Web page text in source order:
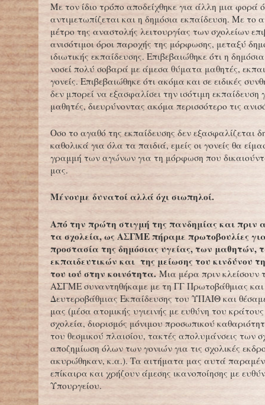
Με τον ίδιο τρόπο αποδείχθηκε για άλλη μια φορά
αντιμετωπίζεται και η δημόσια εκπαίδευση. Με το
μέτρο της αναστολής λειτουργίας των σχολείων
ανισότιμοι όροι παροχής της μόρφωσης, μεταξύ
ιδιωτικής εκπαίδευσης. Επιβεβαιώθηκε ότι η
νοσεί πολύ σοβαρά με άμεσα θύματα μαθητές,
γονείς. Επιβεβαιώθηκε ότι ακόμα και σε ειδικές
δεν μπορεί να εξασφαλίσει την ισότιμη εκπαίδευση
μαθητές, διευρύνοντας ακόμα περισσότερο τις
Οσο το αγαθό της εκπαίδευσης δεν εξασφαλίζεται
καθολικά για όλα τα παιδιά, εμείς οι γονείς θα
γραμμή των αγώνων για τη μόρφωση που
μας.
Μένουμε δυνατοί αλλά όχι σιωπηλοί.
Από την πρώτη στιγμή της πανδημίας και πριν
τα σχολεία, ως ΑΣΓΜΕ πήραμε πρωτοβουλίες
προστασία της δημόσιας υγείας, των μαθητών,
εκπαιδευτικών και της μείωσης του κινδύνου
του ιού στην κοινότητα. Μια μέρα πριν κλείσουν
ΑΣΓΜΕ συναντηθήκαμε με τη ΓΓ Πρωτοβάθμιας και
Δευτεροβάθμιας Εκπαίδευσης του ΥΠΑΙΘ και
μας (μέσα ατομικής υγιεινής με ευθύνη του
σχολεία, διορισμός μόνιμου προσωπικού
του θεσμικού πλαισίου, τακτές απολυμάνσεις των
αποζημίωση όλων των γονιών για τις σχολικές
ακυρώθηκαν, κ.α.). Τα αιτήματα μας αυτά
επίκαιρα και χρήζουν άμεσης ικανοποίησης με
Υπουργείου.